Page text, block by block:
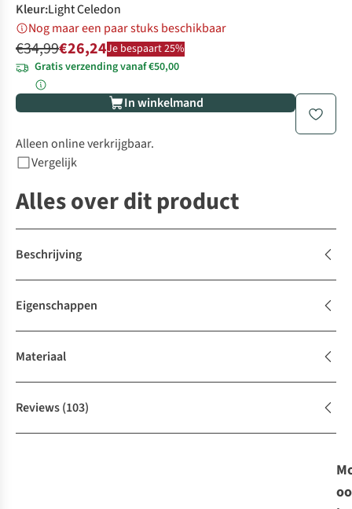
Kleur:Light Celedon
Nog maar een paar stuks beschikbaar
€34,99€26,24Je bespaart 25%
Gratis verzending vanaf €50,00
In winkelmand
Alleen online verkrijgbaar.
Vergelijk
Alles over dit product
Beschrijving
Eigenschappen
Materiaal
Reviews(103)